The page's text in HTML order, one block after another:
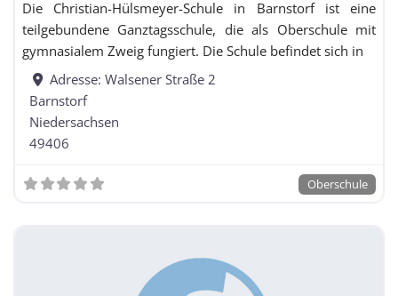
Realschulzweig
Haupt- und Realschule
Hauptschule
Hauptschule mit Förderschulklassen
Integrierte Gesamtschule / Schule mit
Die Christian-Hülsmeyer-Schule in Barnstorf ist eine
teilgebundene Ganztagsschule, die als Oberschule mit
gymnasialem Zweig fungiert. Die Schule befindet sich in
Adresse: Walsener Straße 2
Barnstorf
Niedersachsen
49406
Oberschule